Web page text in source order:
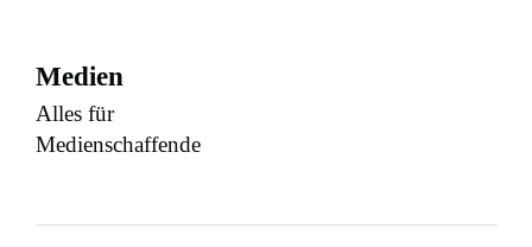
Medien
Alles für
Medienschaffende